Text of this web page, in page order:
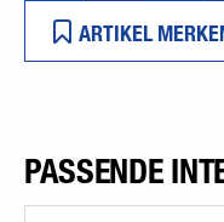
ARTIKEL
PASSENDE